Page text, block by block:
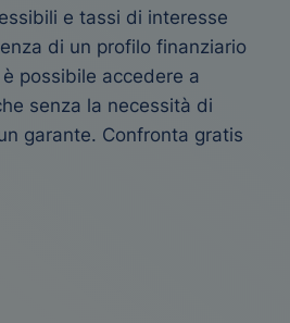
e tassi di interesse
di un profilo finanziario
possibile accedere a
senza la necessità di
garante. Confronta gratis